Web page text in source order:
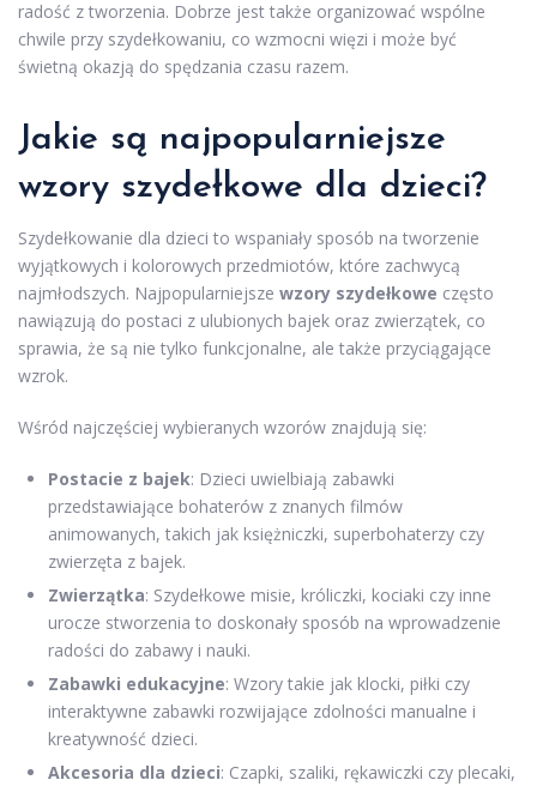
radość z tworzenia. Dobrze jest także organizować wspólne
chwile przy szydełkowaniu, co wzmocni więzi i może być
świetną okazją do spędzania czasu razem.
Jakie są najpopularniejsze
wzory szydełkowe dla dzieci?
Szydełkowanie dla dzieci to wspaniały sposób na tworzenie
wyjątkowych i kolorowych przedmiotów, które zachwycą
najmłodszych. Najpopularniejsze wzory szydełkowe często
nawiązują do postaci z ulubionych bajek oraz zwierzątek, co
sprawia, że są nie tylko funkcjonalne, ale także przyciągające
wzrok.
Wśród najczęściej wybieranych wzorów znajdują się:
Postacie z bajek: Dzieci uwielbiają zabawki
przedstawiające bohaterów z znanych filmów
animowanych, takich jak księżniczki, superbohaterzy czy
zwierzęta z bajek.
Zwierzątka: Szydełkowe misie, króliczki, kociaki czy inne
urocze stworzenia to doskonały sposób na wprowadzenie
radości do zabawy i nauki.
Zabawki edukacyjne: Wzory takie jak klocki, piłki czy
interaktywne zabawki rozwijające zdolności manualne i
kreatywność dzieci.
Akcesoria dla dzieci: Czapki, szaliki, rękawiczki czy plecaki,